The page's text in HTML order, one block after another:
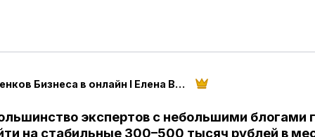
который хочет освоить новое дело и
аудитории, которая приходит в канал.
я пришла совсем не за Instagram. Я пришла
два месяца всё изменилось так быстро, что
50 оттенков Бизнеса в онлайн I Елена Века
экспертов с небольшими блогами
на стабильные 300–500 тысяч рублей в